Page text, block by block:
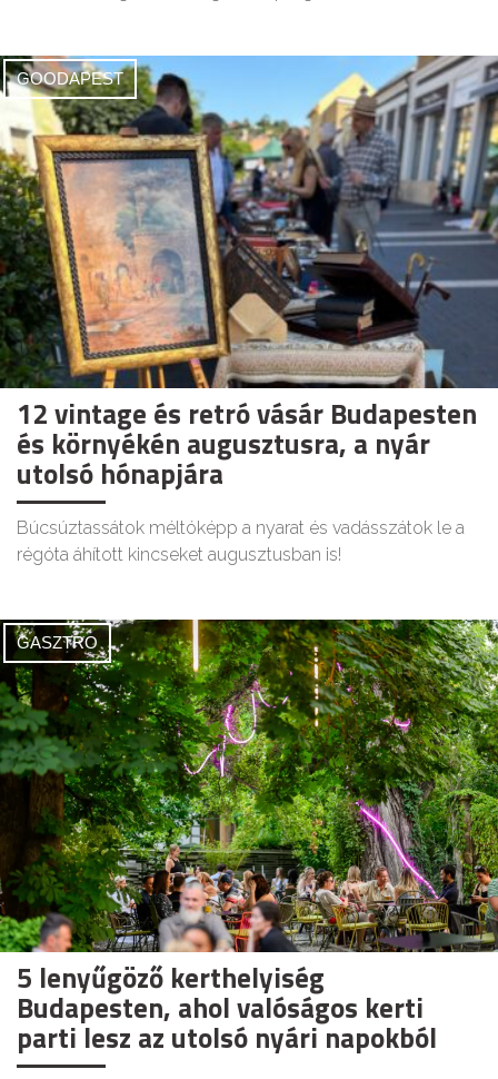
GOODAPEST
12 vintage és retró vásár Budapesten
és környékén augusztusra, a nyár
utolsó hónapjára
Búcsúztassátok méltóképp a nyarat és vadásszátok le a
régóta áhított kincseket augusztusban is!
GASZTRO
5 lenyűgöző kerthelyiség
Budapesten, ahol valóságos kerti
parti lesz az utolsó nyári napokból